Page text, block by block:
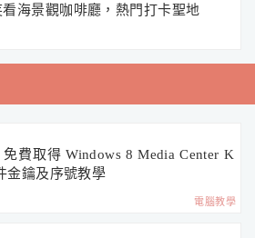
看海景觀咖啡廳，熱門打卡聖地
費取得 Windows 8 Media Center K
金鑰及序號教學
電腦教學